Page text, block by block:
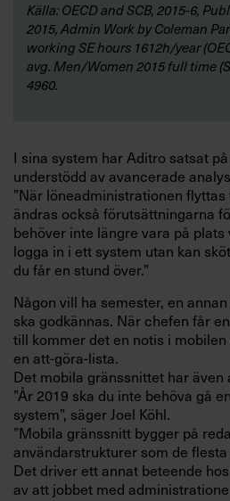
Källa: OECD and SCB, 2015-6,
2015, Admin Work by Coleman
working SE hours 1612h/year
avg. Men/Women 2015 full time
4960.
I sina system har Aditro satsat
understödd av avancerade
”När löneadministrationen
ändras också förutsättningarna
behöver inte längre vara på
logga in i ett system utan kan
du får en stund över.”
Någon vill ha semester, en
ska godkännas. När chefen får
till kommer det en notis i
en att-göra-lista.
Det mobila gränssnittet har även
”År 2019 ska du inte behöva gå
system”, säger Joel Köhl.
”Mobila gränssnitt bygger på
användarstrukturer som de
Det driver ett annat beteende
av att jobbet med